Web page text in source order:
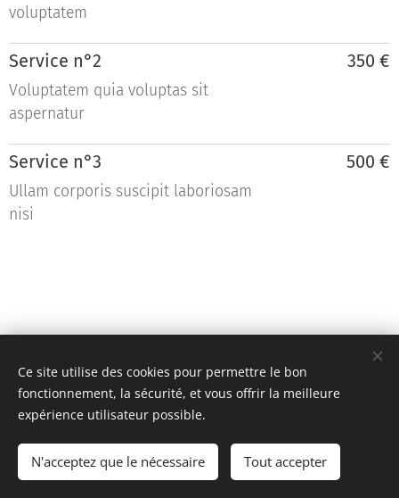
voluptatem
Service n°2
Voluptatem quia voluptas sit
aspernatur
350 €
Service n°3
Ullam corporis suscipit laboriosam
nisi
500 €
Team KR Autosport - Création originale 2D Unlimited © 2018
Toutes images non libres de droits
Ce site utilise des cookies pour permettre le bon
fonctionnement, la sécurité, et vous offrir la meilleure
expérience utilisateur possible.
N'acceptez que le nécessaire Tout accepter